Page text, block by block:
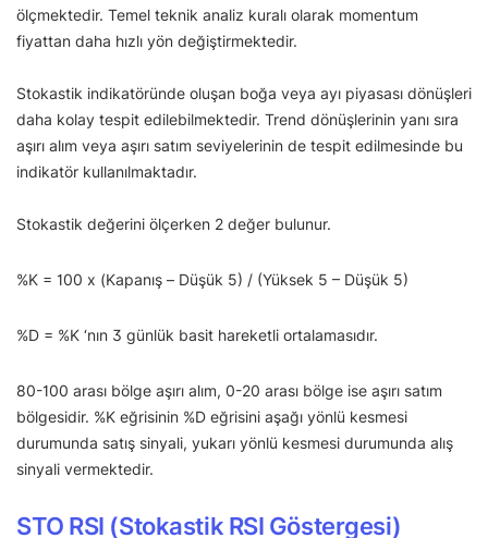
ölçmektedir. Temel teknik analiz kuralı olarak momentum
fiyattan daha hızlı yön değiştirmektedir.
Stokastik indikatöründe oluşan boğa veya ayı piyasası dönüşleri
daha kolay tespit edilebilmektedir. Trend dönüşlerinin yanı sıra
aşırı alım veya aşırı satım seviyelerinin de tespit edilmesinde bu
indikatör kullanılmaktadır.
Stokastik değerini ölçerken 2 değer bulunur.
%K = 100 x (Kapanış – Düşük 5) / (Yüksek 5 – Düşük 5)
%D = %K ‘nın 3 günlük basit hareketli ortalamasıdır.
80-100 arası bölge aşırı alım, 0-20 arası bölge ise aşırı satım
bölgesidir. %K eğrisinin %D eğrisini aşağı yönlü kesmesi
durumunda satış sinyali, yukarı yönlü kesmesi durumunda alış
sinyali vermektedir.
STO RSI (Stokastik RSI Göstergesi)